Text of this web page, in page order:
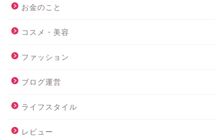
お金のこと
コスメ・美容
ファッション
ブログ運営
ライフスタイル
レビュー